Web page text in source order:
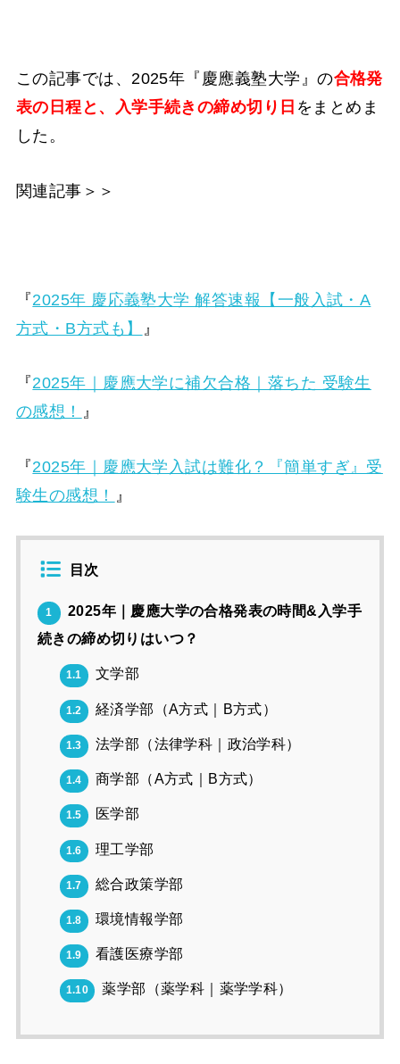
この記事では、2025年『慶應義塾大学』の合格発
表の日程と、入学手続きの締め切り日 をまとめま
した。
関連記事＞＞
『2025年 慶応義塾大学 解答速報【一般入試・A
方式・B方式も】
』
『2025年｜慶應大学に補欠合格｜落ちた 受験生
の感想！ 』
『2025年｜慶應大学入試は難化？『簡単すぎ』受
験生の感想！
』
目次
1
2025年｜慶應大学の合格発表の時間&入学手
続きの締め切りはいつ？
1.1 文学部
1.2 経済学部（A方式｜B方式）
1.3 法学部（法律学科｜政治学科）
1.4 商学部（A方式｜B方式）
1.5 医学部
1.6 理工学部
1.7 総合政策学部
1.8 環境情報学部
1.9 看護医療学部
1.10 薬学部（薬学科｜薬学学科）